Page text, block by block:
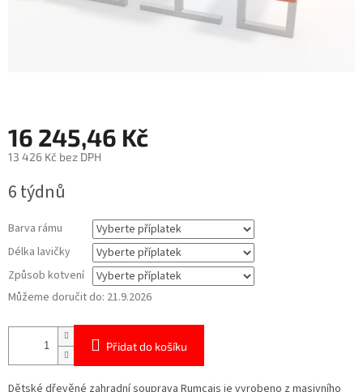
16 245,46 Kč
13 426 Kč bez DPH
cena:
6 týdnů
Barva rámu
Délka lavičky
Způsob kotvení
Můžeme doručit do: 21.9.2026
Přidat do košíku